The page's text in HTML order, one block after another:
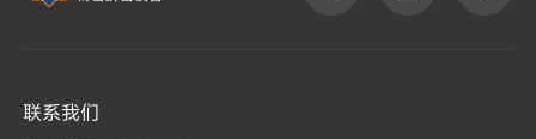
联系我们